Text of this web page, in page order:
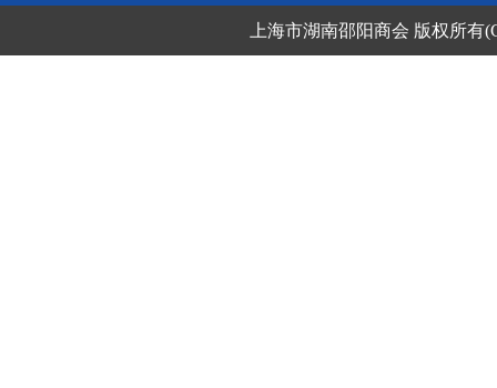
上海市湖南邵阳商会 版权所有